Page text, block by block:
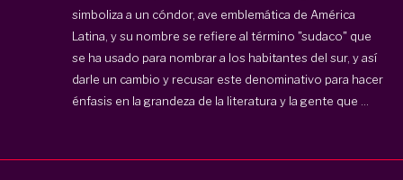
simboliza a un cóndor, ave emblemática de América
Latina, y su nombre se refiere al término "sudaco" que
se ha usado para nombrar a los habitantes del sur, y así
darle un cambio y recusar este denominativo para hacer
énfasis en la grandeza de la literatura y la gente que ...